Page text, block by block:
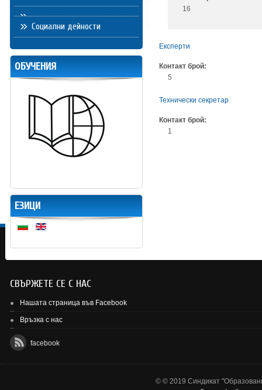
16
Експерти
Контакт брой:
5
Технически секретар
Контакт брой:
1
Социални дейности
ОБУЧЕНИЯ
ЕЗИЦИ
СВЪРЖЕТЕ СЕ С НАС
Нашата страница във Facebook
Връзка с нас
facebook
© © 2019 Синдикат